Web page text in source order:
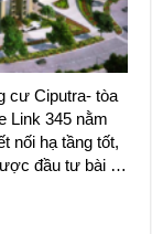
cư Ciputra- tòa
Link 345 nằm
nối hạ tầng tốt,
đầu tư bài …